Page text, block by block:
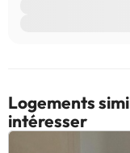
Logements
intéresser